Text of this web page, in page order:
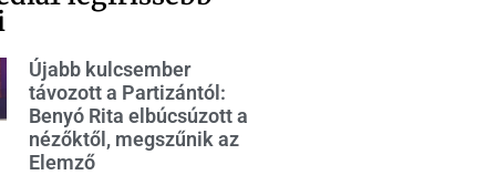
Újabb kulcsember
távozott a Partizántól:
Benyó Rita elbúcsúzott a
nézőktől, megszűnik az
Elemző